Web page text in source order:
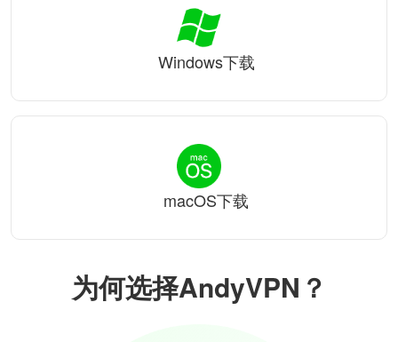
为何选择AndyVPN？
Windows下载
macOS下载